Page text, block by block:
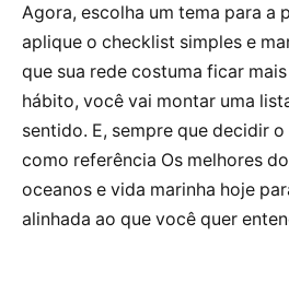
Agora, escolha um tema para a
aplique o checklist simples e
que sua rede costuma ficar
hábito, você vai montar uma
sentido. E, sempre que decidir o
como referência Os melhores
oceanos e vida marinha hoje
alinhada ao que você quer